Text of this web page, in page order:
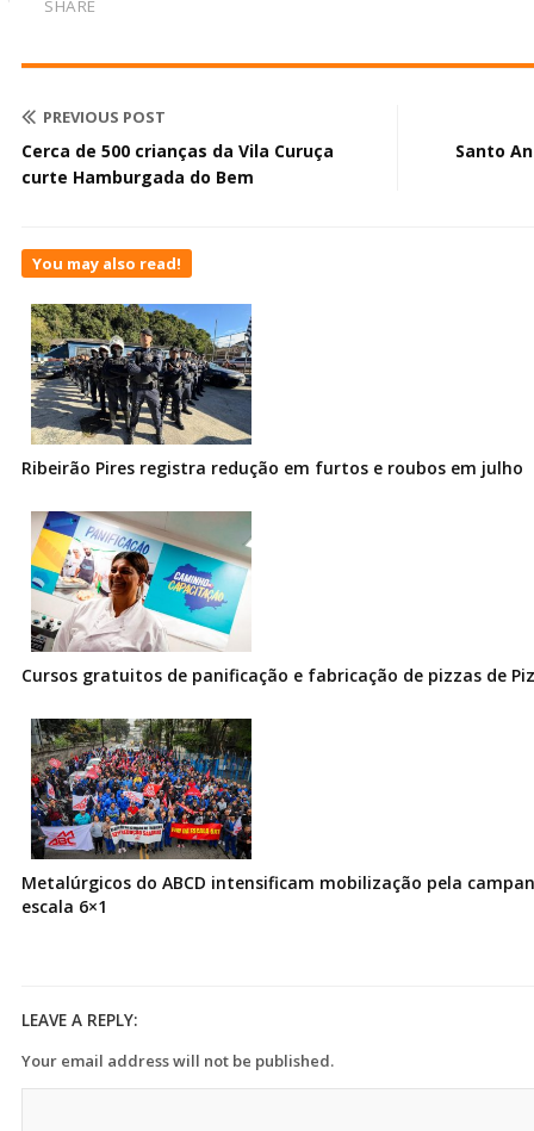
SHARE
PREVIOUS POST
Cerca de 500 crianças da Vila Curuça
curte Hamburgada do Bem
Santo
You may also read!
Ribeirão Pires registra redução em furtos e roubos em julho
Cursos gratuitos de panificação e fabricação de pizzas de
Metalúrgicos do ABCD intensificam mobilização pela
escala 6×1
LEAVE A REPLY:
Your email address will not be published.